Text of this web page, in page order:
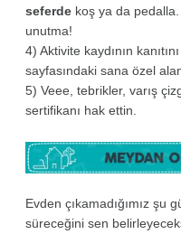
seferdekoş ya da pedalla.
unutma!
4) Aktivite kaydının
sayfasındaki sana özel
5) Veee, tebrikler, varış
sertifikanı hak ettin.
Evden çıkamadığımız şu
süreceğini sen